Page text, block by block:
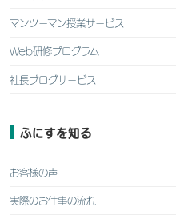
マンツーマン授業サービス
Web研修プログラム
社長ブログサービス
ふにすを知る
お客様の声
実際のお仕事の流れ